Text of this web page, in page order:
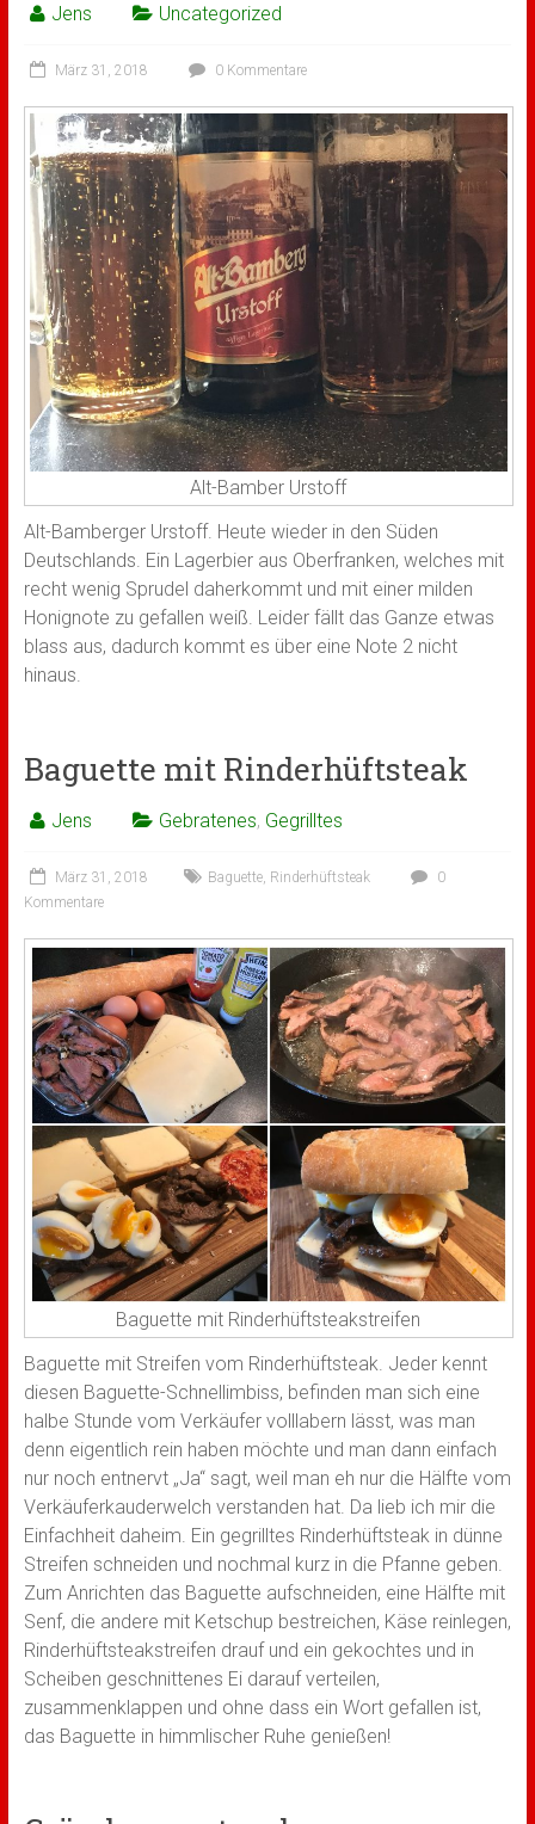
Jens Uncategorized
März 31, 2018 0 Kommentare
Alt-Bamber Urstoff
Alt-Bamberger Urstoff. Heute wieder in den Süden
Deutschlands. Ein Lagerbier aus Oberfranken, welches mit
recht wenig Sprudel daherkommt und mit einer milden
Honignote zu gefallen weiß. Leider fällt das Ganze etwas
blass aus, dadurch kommt es über eine Note 2 nicht
hinaus.
Baguette mit Rinderhüftsteak
Jens Gebratenes, Gegrilltes
März 31, 2018 Baguette, Rinderhüftsteak
0
Kommentare
Baguette mit Rinderhüftsteakstreifen
Baguette mit Streifen vom Rinderhüftsteak. Jeder kennt
diesen Baguette-Schnellimbiss, befinden man sich eine
halbe Stunde vom Verkäufer volllabern lässt, was man
denn eigentlich rein haben möchte und man dann einfach
nur noch entnervt „Ja“ sagt, weil man eh nur die Hälfte vom
Verkäuferkauderwelch verstanden hat. Da lieb ich mir die
Einfachheit daheim. Ein gegrilltes Rinderhüftsteak in dünne
Streifen schneiden und nochmal kurz in die Pfanne geben.
Zum Anrichten das Baguette aufschneiden, eine Hälfte mit
Senf, die andere mit Ketschup bestreichen, Käse reinlegen,
Rinderhüftsteakstreifen drauf und ein gekochtes und in
Scheiben geschnittenes Ei darauf verteilen,
zusammenklappen und ohne dass ein Wort gefallen ist,
das Baguette in himmlischer Ruhe genießen!